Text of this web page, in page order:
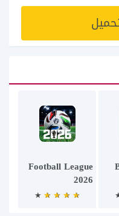
Football League
2026